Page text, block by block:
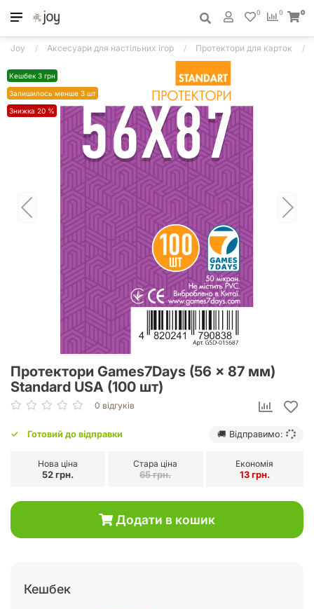
0
0 0
Joy Аксесуари для настільних ігор Протектори для карток
Кешбек 3 грн
Залишилось менше 3 шт
Знижка 20 %
Протектори Games7Days (56 x 87 мм)
Standard USA (100 шт)
0 відгуків
Готовий до відправки 🚚 Відправимо:
Нова ціна
52 грн.
Стара ціна
65 грн.
Економія
13 грн.
Додати в кошик
Кешбек